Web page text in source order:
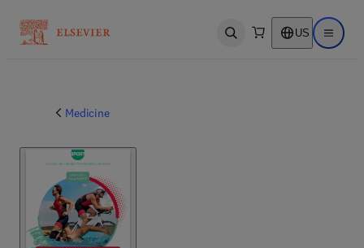
Open search US Open
Medicine